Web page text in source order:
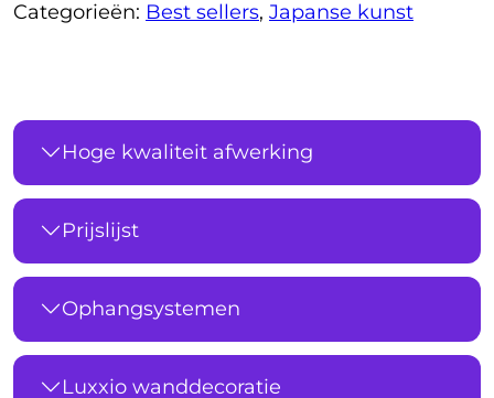
Categorieën: Best sellers, Japanse kunst
Hoge kwaliteit afwerking
Prijslijst
Ophangsystemen
Luxxio wanddecoratie